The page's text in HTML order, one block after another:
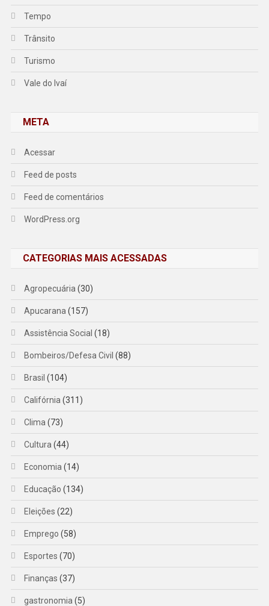
Tempo
Trânsito
Turismo
Vale do Ivaí
META
Acessar
Feed de posts
Feed de comentários
WordPress.org
CATEGORIAS MAIS ACESSADAS
Agropecuária (30)
Apucarana (157)
Assistência Social (18)
Bombeiros/Defesa Civil (88)
Brasil (104)
Califórnia (311)
Clima (73)
Cultura (44)
Economia (14)
Educação (134)
Eleições (22)
Emprego (58)
Esportes (70)
Finanças (37)
gastronomia (5)